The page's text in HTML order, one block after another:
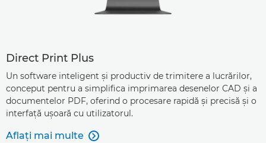
Direct Print Plus
Un software inteligent şi productiv de trimitere a lucrărilor,
conceput pentru a simplifica imprimarea desenelor CAD şi a
documentelor PDF, oferind o procesare rapidă şi precisă şi o
interfaţă uşoară cu utilizatorul.
Aflaţi mai multe 